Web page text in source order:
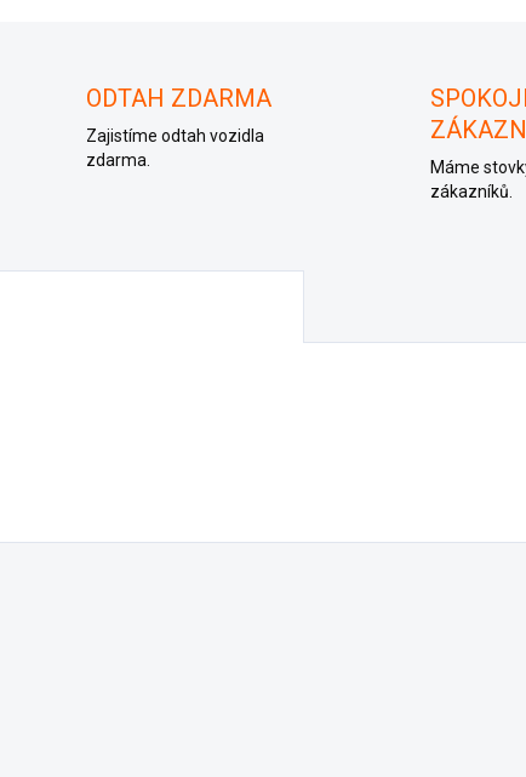
ODTAH ZDARMA
Zajistíme odtah vozidla
zdarma.
Máme
zákazníků.